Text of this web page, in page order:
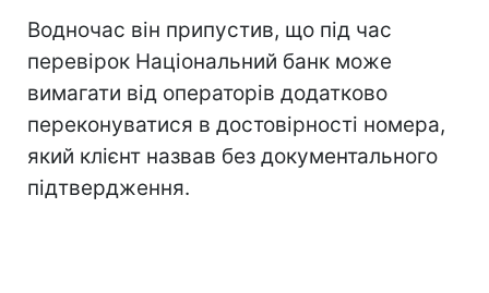
Водночас він припустив, що під час
перевірок Національний банк може
вимагати від операторів додатково
переконуватися в достовірності номера,
який клієнт назвав без документального
підтвердження.